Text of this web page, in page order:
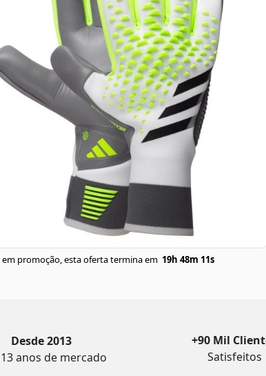
promoção, esta oferta termina em 19h 48m 11s
Desde 2013
anos de mercado
+90 Mil
Satisfeitos